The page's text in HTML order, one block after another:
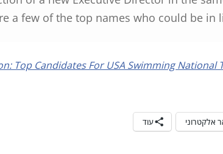
a few of the top names who could be in
Top Candidates For USA Swimming National
אלקטרוני עוד